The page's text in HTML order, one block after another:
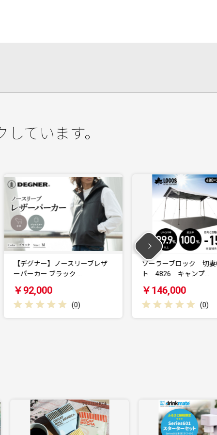
ています。
ソーラーブロック 切妻Qセッ
ト 4826 キャンプ…
￥146,000
ソーラーブロッ
ト 2727 キャ
￥80,000